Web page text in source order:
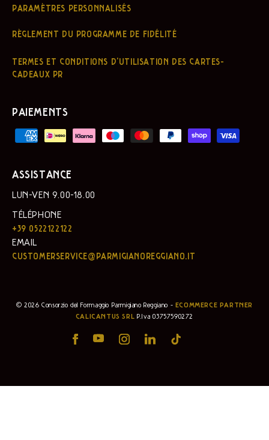
PARAMÈTRES PERSONNALISÉS
RÈGLEMENT DU PROGRAMME DE FIDÉLITÉ
TERMES ET CONDITIONS D'UTILISATION DES CARTES-
CADEAUX PR
PAIEMENTS
ASSISTANCE
LUN-VEN 9.00-18.00
TÉLÉPHONE
+39 0522122122
EMAIL
CUSTOMERSERVICE@PARMIGIANOREGGIANO.IT
© 2026 Consorzio del Formaggio Parmigiano Reggiano - ECOMMERCE PARTNER
CALICANTUS SRL
P.Iva 03757590272